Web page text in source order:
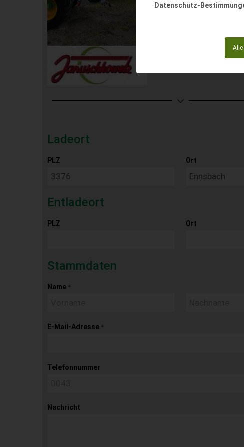
Datenschutz-
Ladeort
PLZ Ort
Entladeort
PLZ Ort
Stammdaten
Name *
E-Mail-Adresse *
Telefonnummer
Nachricht